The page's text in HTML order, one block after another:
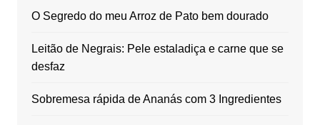
O Segredo do meu Arroz de Pato bem dourado
Leitão de Negrais: Pele estaladiça e carne que se
desfaz
Sobremesa rápida de Ananás com 3 Ingredientes